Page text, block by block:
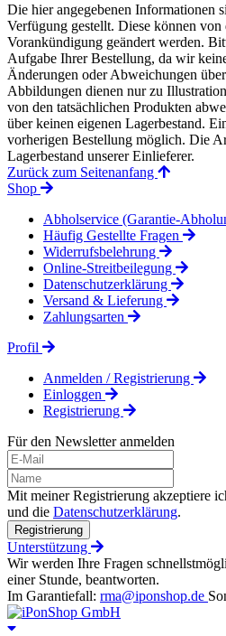
Die hier angegebenen Informationen
Verfügung gestellt. Diese können
Vorankündigung geändert werden.
Aufgabe Ihrer Bestellung, da wir
Änderungen oder Abweichungen
Abbildungen dienen nur zu
von den tatsächlichen Produkten
über keinen eigenen Lagerbestand.
vorherigen Bestellung möglich. Die
Lagerbestand unserer Einlieferer.
Zurück zum Seitenanfang
Shop
Abholservice (Garantie-
Häufig Gestellte Fragen
Widerrufsbelehrung
Online-Streitbeilegung
Datenschutzerklärung
Versand & Lieferung
Zahlungsarten
Profil
Anmelden / Registrierung
Einloggen
Registrierung
Für den Newsletter anmelden
Mit meiner Registrierung akzeptiere
und die Datenschutzerklärung.
Registrierung
Unterstützung
Wir werden Ihre Fragen
einer Stunde, beantworten.
Im Garantiefall: rma@iponshop.de